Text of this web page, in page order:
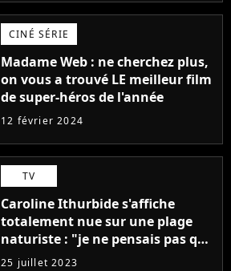
CINÉ SÉRIE
Madame Web : ne cherchez plus,
on vous a trouvé LE meilleur film
de super-héros de l'année
12 février 2024
TV
Caroline Ithurbide s'affiche
totalement nue sur une plage
naturiste : "je ne pensais pas que
j'arriverais à le faire..."
25 juillet 2023